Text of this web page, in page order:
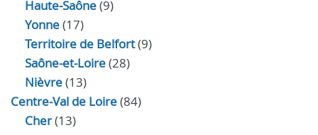
Haute‑Saône(9)
Yonne(17)
Territoire de Belfort(9)
Saône-et-Loire(28)
Nièvre(13)
Centre-Val de Loire(84)
Cher(13)